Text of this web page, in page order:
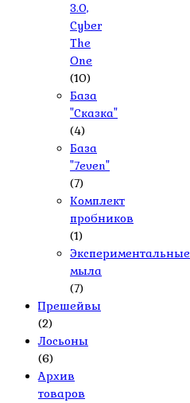
3.0,
Cyber
The
One
(10)
База
"Сказка"
(4)
База
"7even"
(7)
Комплект
пробников
(1)
Экспериментальные
мыла
(7)
Прешейвы
(2)
Лосьоны
(6)
Архив
товаров